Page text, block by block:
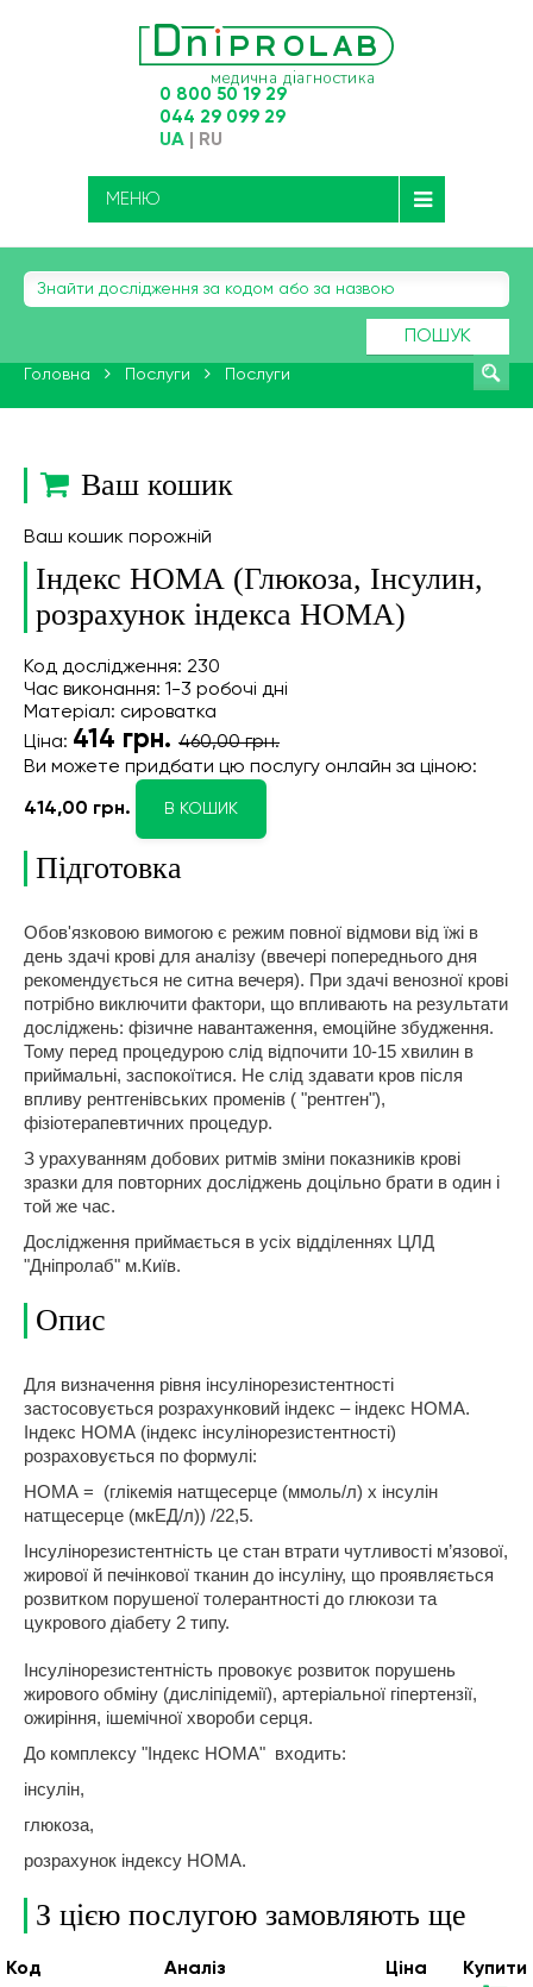
0 800 50 19 29
044 29 099 29
UA RU
МЕНЮ
ПОШУК
Головна Послуги Послуги
Ваш кошик
Ваш кошик порожній
Індекс НОМА (Глюкоза, Інсулин,
розрахунок індекса НОМА)
Код дослідження: 230
Час виконання: 1-3 робочі дні
Матеріал: сироватка
Ціна: 414 грн. 460,00 грн.
Ви можете придбати цю послугу онлайн за ціною:
414,00 грн. В КОШИК
Підготовка
Обов'язковою вимогою є режим повної відмови від їжі в
день здачі крові для аналізу (ввечері попереднього дня
рекомендується не ситна вечеря). При здачі венозної крові
потрібно виключити фактори, що впливають на результати
досліджень: фізичне навантаження, емоційне збудження.
Тому перед процедурою слід відпочити 10-15 хвилин в
приймальні, заспокоїтися. Не слід здавати кров після
впливу рентгенівських променів ( "рентген"),
фізіотерапевтичних процедур.
З урахуванням добових ритмів зміни показників крові
зразки для повторних досліджень доцільно брати в один і
той же час.
Дослідження приймається в усіх відділеннях ЦЛД
"Дніпролаб" м.Київ.
Опис
Для визначення рівня інсулінорезистентності
застосовується розрахунковий індекс – індекс НОМА.
Індекс НОМА (індекс інсулінорезистентності)
розраховується по формулі:
НОМА = (глікемія натщесерце (ммоль/л) х інсулін
натщесерце (мкЕД/л)) /22,5.
Інсулінорезистентність це стан втрати чутливості м’язової,
жирової й печінкової тканин до інсуліну, що проявляється
розвитком порушеної толерантності до глюкози та
цукрового діабету 2 типу.
Інсулінорезистентність провокує розвиток порушень
жирового обміну (дисліпідемії), артеріальної гіпертензії,
ожиріння, ішемічної хвороби серця.
До комплексу "Індекс НОМА" входить:
інсулін,
глюкоза,
розрахунок індексу HOMA.
З цією послугою замовляють ще
Код Аналiз Ціна
Купити